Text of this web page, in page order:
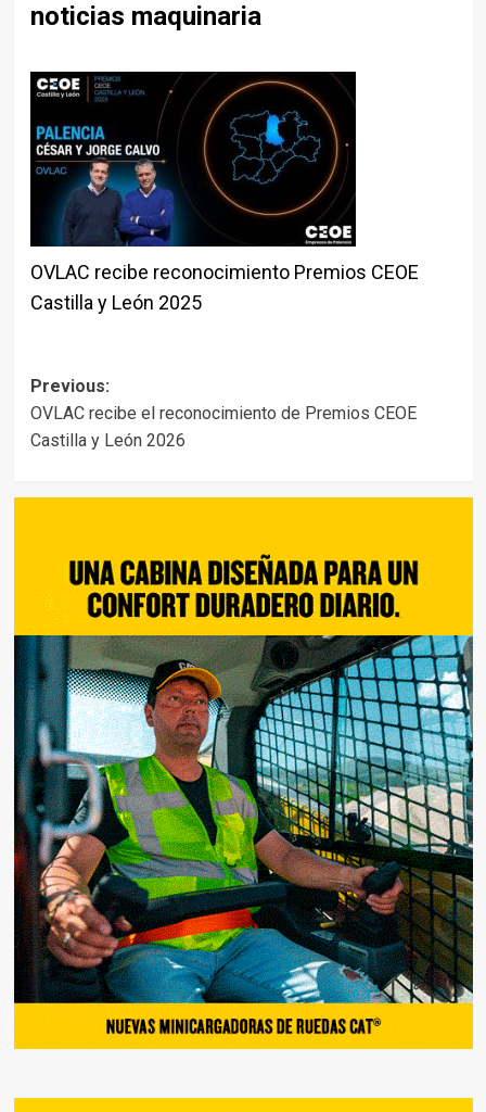
noticias maquinaria
OVLAC recibe reconocimiento Premios CEOE
Castilla y León 2025
Post
navigation
Previous:
OVLAC recibe el reconocimiento de Premios CEOE
Castilla y León 2026